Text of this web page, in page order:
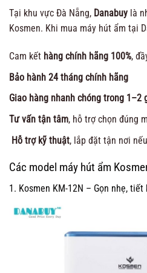
Tại khu vực Đà Nẵng, Danabuy là
Kosmen. Khi mua máy hút ẩm tại
Cam kết hàng chính hãng 100%,
Bảo hành 24 tháng chính hãng
Giao hàng nhanh chóng trong 1–2
Tư vấn tận tâm, hỗ trợ chọn đúng
Hỗ trợ kỹ thuật, lắp đặt tận nơi
Các model máy hút ẩm
1. Kosmen KM-12N – Gọn nhẹ, tiết